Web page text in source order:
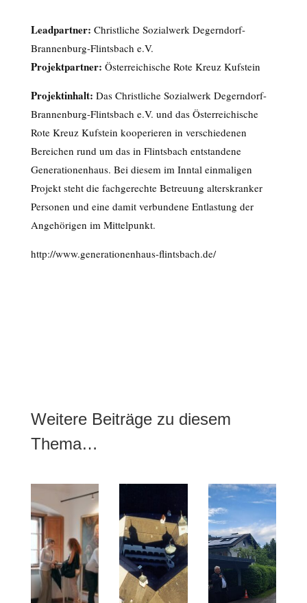
Leadpartner: Christliche Sozialwerk Degerndorf-
Brannenburg-Flintsbach e.V.
Projektpartner: Österreichische Rote Kreuz Kufstein
Projektinhalt: Das Christliche Sozialwerk Degerndorf-
Brannenburg-Flintsbach e.V. und das Österreichische
Rote Kreuz Kufstein kooperieren in verschiedenen
Bereichen rund um das in Flintsbach entstandene
Generationenhaus. Bei diesem im Inntal einmaligen
Projekt steht die fachgerechte Betreuung alterskranker
Personen und eine damit verbundene Entlastung der
Angehörigen im Mittelpunkt.
http://www.generationenhaus-flintsbach.de/
Weitere Beiträge zu diesem
Thema…